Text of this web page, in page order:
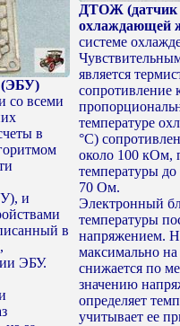
(ЭБУ)
со всеми
в
и
в
ЭБУ.
ДТОЖ (датчик
охлаждающей
системе
является
сопротивление
температуре
°С)
около 100
температуры
70 Ом.
Электронный
температуры
напряжением.
максимально
снижается по
значению
определяет
учитывает ее